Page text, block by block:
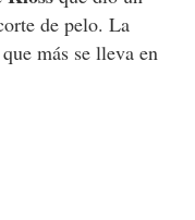
de pelo. La
más se lleva en